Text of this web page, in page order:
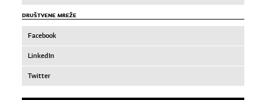
DRUŠTVENE MREŽE
Facebook
LinkedIn
Twitter